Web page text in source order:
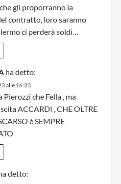
gli proporranno la
contratto, loro saranno
ci perderà soldi…
ha detto:
alle 16:23
Pierozzi che Fella , ma
ACCARDI , CHE OLTRE
è SEMPRE
detto: